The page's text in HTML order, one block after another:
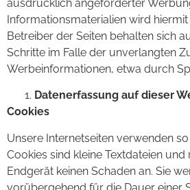
ausdrücklich angeforderter
Informationsmaterialien wird
Betreiber der Seiten behalten sich
Schritte im Falle der unverlangten
Werbeinformationen, etwa durch
Datenerfassung auf dieser
Cookies
Unsere Internetseiten verwenden so
Cookies sind kleine Textdateien
Endgerät keinen Schaden an. Sie